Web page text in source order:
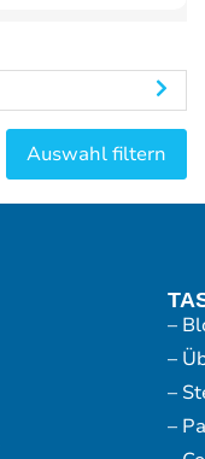
–
–
–
–